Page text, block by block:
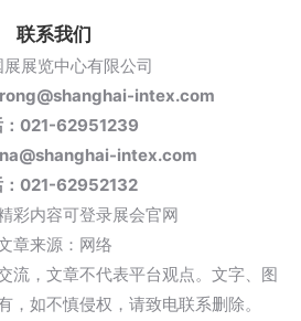
联系我们
展览中心有限公司
intex.com
：021-62951239
intex.com
：021-62952132
彩内容可登录展会官网
章来源：网络
流，文章不代表平台观点。文字、图
，如不慎侵权，请致电联系删除。